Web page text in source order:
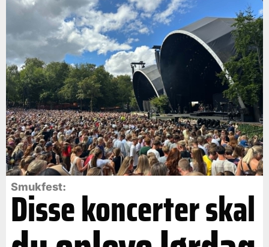
Smukfest:
Disse koncerter skal